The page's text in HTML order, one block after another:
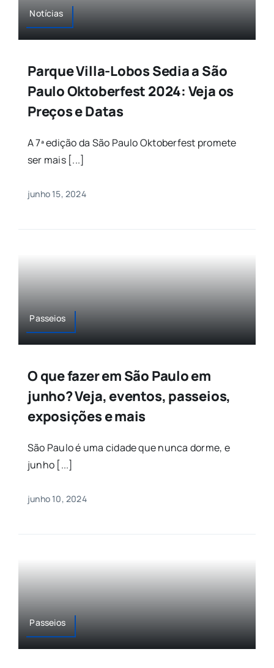
Agenda
resultados
para:
Notícias
Parque Villa-Lobos Sedia a São
Paulo Oktoberfest 2024: Veja os
Preços e Datas
A 7ª edição da São Paulo Oktoberfest promete
ser mais [...]
junho 15, 2024
Passeios
O que fazer em São Paulo em
junho? Veja, eventos, passeios,
exposições e mais
São Paulo é uma cidade que nunca dorme, e
junho [...]
junho 10, 2024
Passeios